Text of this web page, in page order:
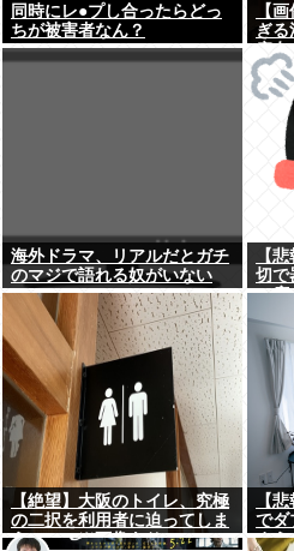
同時にレ●プし合ったらどっ
ちが被害者なん？
【
ぎ
痴
ね
海外ドラマ、リアルだとガチ
のマジで語れる奴がいない
www
【
切で
ソ
正
【絶望】大阪のトイレ、究極
の二択を利用者に迫ってしま
うwww (※画像あり)
【
でダ
まう